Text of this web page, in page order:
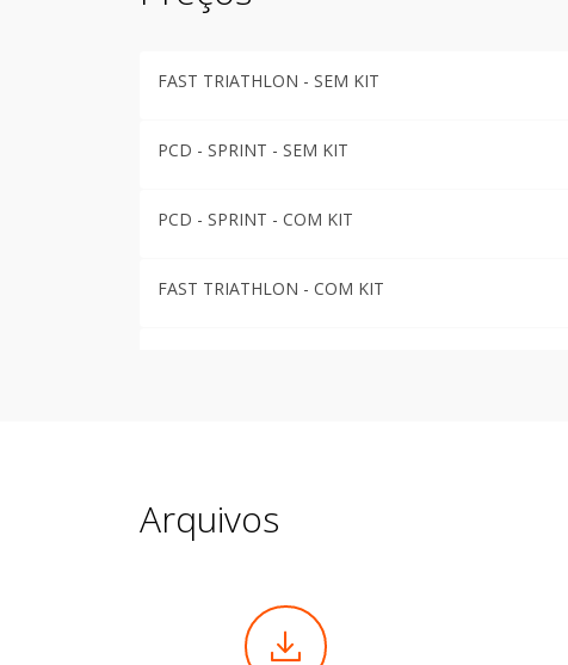
FAST TRIATHLON - SEM KIT
PCD - SPRINT - SEM KIT
PCD - SPRINT - COM KIT
FAST TRIATHLON - COM KIT
REVEZAMENTO (STANDARD) - SEM KIT
Arquivos